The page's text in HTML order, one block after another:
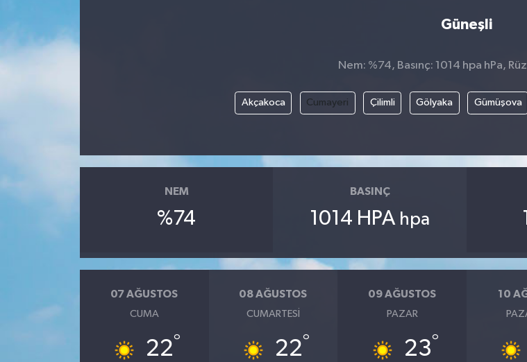
Güneşli
Nem: %74, Basınç: 1014 hpa hPa,
Akçakoca Cumayeri Çilimli Gölyaka Gümüşova
NEM
%74
BASINÇ
1014 HPA hpa
07 AĞUSTOS
CUMA
22°
08 AĞUSTOS
CUMARTESI
22°
09 AĞUSTOS
PAZAR
23°
10
Kültür Sanat
Son Dakika